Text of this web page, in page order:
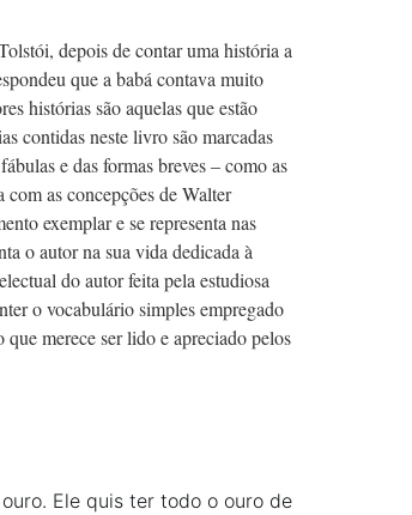
depois de contar uma história a
que a babá contava muito
histórias são aquelas que estão
contidas neste livro são marcadas
e das formas breves – como as
as concepções de Walter
exemplar e se representa nas
o autor na sua vida dedicada à
do autor feita pela estudiosa
o vocabulário simples empregado
merece ser lido e apreciado pelos
Ele quis ter todo o ouro de